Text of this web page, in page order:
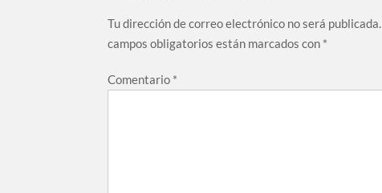
Tu dirección de correo electrónico no será publicada.
campos obligatorios están marcados con *
Comentario *